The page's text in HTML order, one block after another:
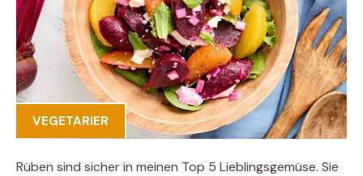
VEGETARIER
Rüben sind sicher in meinen Top 5 Lieblingsgemüse. Sie